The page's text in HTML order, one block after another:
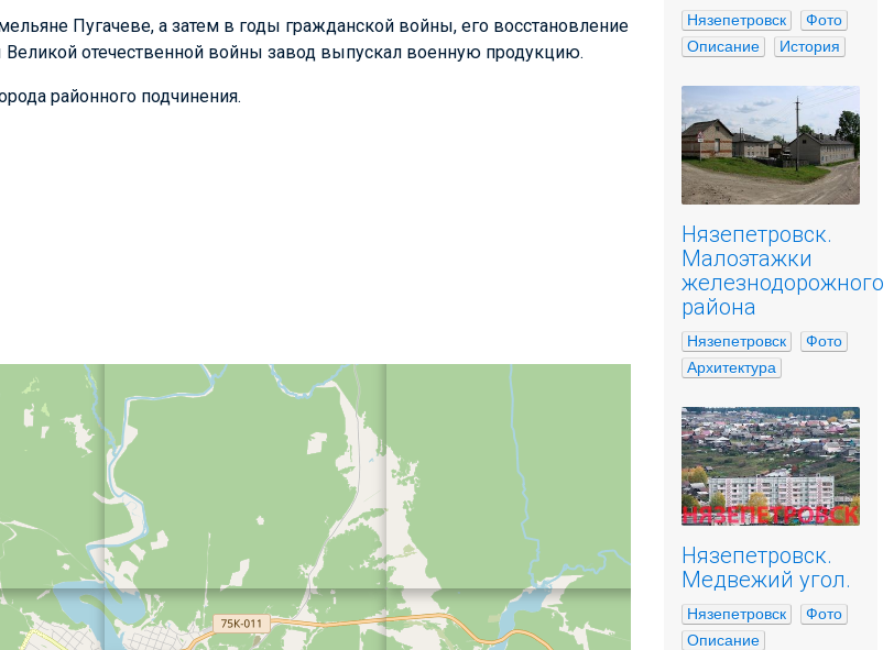
Пугачеве, а затем в годы гражданской войны, его восстановление
отечественной войны завод выпускал военную продукцию.
районного подчинения.
Нязепетровск
Фото
Описание
История
Нязепетровск.
Малоэтажки
железнодорожного
района
Нязепетровск
Фото
Архитектура
Нязепетровск.
Медвежий угол.
Нязепетровск
Фото
Описание